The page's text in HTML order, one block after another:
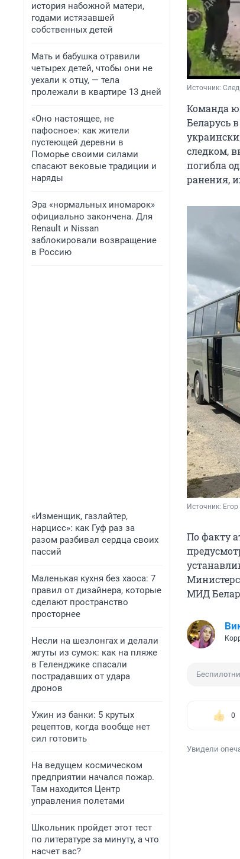
история набожной матери,
годами истязавшей
собственных детей
Мать и бабушка отравили
четырех детей, чтобы они не
уехали к отцу, — тела
пролежали в квартире 13 дней
«Оно настоящее, не
пафосное»: как жители
пустеющей деревни в
Поморье своими силами
спасают вековые традиции и
наряды
Эра «нормальных иномарок»
официально закончена. Для
Renault и Nissan
заблокировали возвращение
в Россию
«Изменщик, газлайтер,
нарцисс»: как Гуф раз за
разом разбивал сердца своих
пассий
Маленькая кухня без хаоса: 7
правил от дизайнера, которые
сделают пространство
просторнее
Несли на шезлонгах и делали
жгуты из сумок: как на пляже
в Геленджике спасали
пострадавших от удара
дронов
Ужин из банки: 5 крутых
рецептов, когда вообще нет
сил готовить
На ведущем космическом
предприятии начался пожар.
Там находится Центр
управления полетами
Школьник пройдет этот тест
по литературе за минуту, а что
насчет вас?
Источник:
Команда
Беларусь
следком,
погибла
ранения,
Источник:
По факту
МИД
0
Увидели